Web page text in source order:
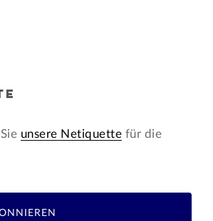
unsere Netiquette für die